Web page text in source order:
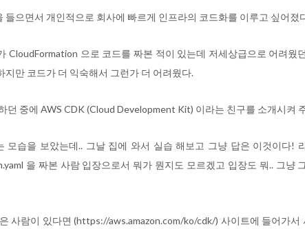
들으면서 개인적으로 회사에 빠르게 인프라의 코드화를 이루고 싶어졌
CloudFormation 으로 코드를 짜본 적이 있는데 저세상급으로 어려웠
지만 코드가 더 익숙해서 그런가 더 어려웠다.
던 중에 AWS CDK (Cloud Development Kit) 이라는 친구를 소개시켜
모습을 보았는데.. 그날 집에 와서 실습 해보고 그냥 답은 이것이다!
을 짜본 사람 입장으로서 뭐가 뭔지도 모르겠고 입장도 뭐.. 그냥
사람이 있다면 (https://aws.amazon.com/ko/cdk/) 사이트에 들어가서